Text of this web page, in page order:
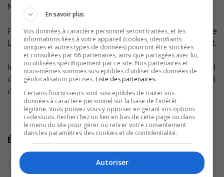
Mervil, avec une chanson en hommage à Haïti.
Rencontré par le FM 101,7 après le concert, Stéphane
Laforest a semblé soulagé par le succès de l’événement.
Initiative du comité de la Fierté régionale, ce concert
était le dernier de trois concerts OSM/Loto-Québec cet
été, après ceux de Montréal et Terrebonne.
Écoutez l'extrait audio
En savoir plus
Vos données à caractère personnel seront traitées, et les
informations liées à votre appareil (cookies, identifiants
uniques et autres types de données) pourront être stockées
et consultées par 66 partenaires, ainsi que partagées avec lui,
ou utilisées spécifiquement par ce site. Nos partenaires et
nous-mêmes sommes susceptibles d'utiliser des données de
géolocalisation précises. Liste des partenaires.
Certains fournisseurs sont susceptibles de traiter vos
données à caractère personnel sur la base de l'intérêt
légitime. Vous pouvez vous y opposer en gérant vos options
ci-dessous. Recherchez un lien en bas de cette page ou dans
le menu du site pour gérer ou retirer votre consentement
dans les paramètres des cookies et de confidentialité.
Autoriser